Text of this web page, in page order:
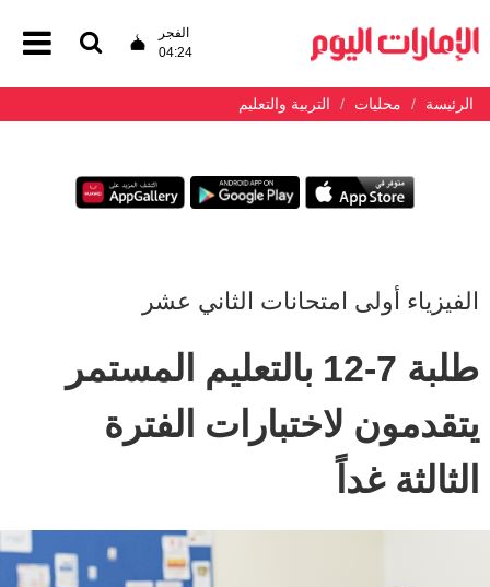
الفجر
04:24
الرئيسة محليات التربية والتعليم
الفيزياء أولى امتحانات الثاني عشر
طلبة 7-12 بالتعليم المستمر
يتقدمون لاختبارات الفترة
الثالثة غداً